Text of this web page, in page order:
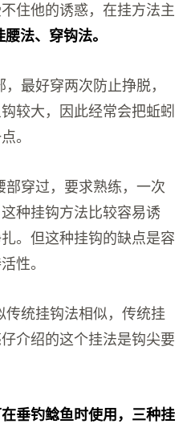
住他的诱惑，在挂方法主
法、穿钩法。
最好穿两次防止挣脱，
较大，因此经常会把蚯蚓
。
部穿过，要求熟练，一次
种挂钩方法比较容易诱
。但这种挂钩的缺点是容
性。
传统挂钩法相似，传统挂
介绍的这个挂法是钩尖要
垂钓鲶鱼时使用，三种挂